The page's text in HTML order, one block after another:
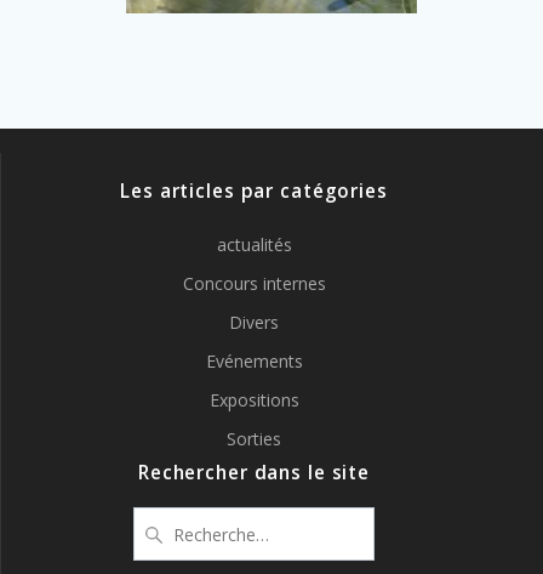
Les articles par catégories
actualités
Concours internes
Divers
Evénements
Expositions
Sorties
Rechercher dans le site
pour